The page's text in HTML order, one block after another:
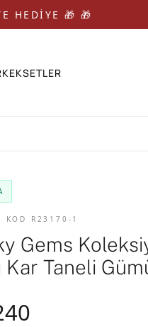
HEDİYE 🎁 🎁
SETLER
KOD R23170-1
Gems
Kar Taneli